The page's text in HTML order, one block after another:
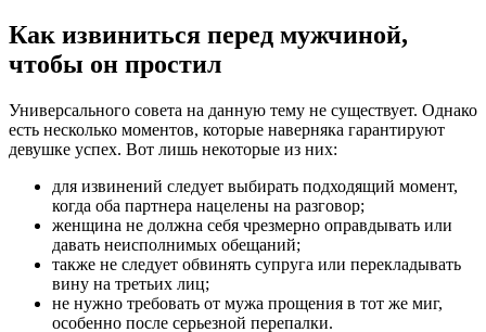
Как извиниться перед мужчиной,
чтобы он простил
Универсального совета на данную тему не существует. Однако
есть несколько моментов, которые наверняка гарантируют
девушке успех. Вот лишь некоторые из них:
для извинений следует выбирать подходящий момент,
когда оба партнера нацелены на разговор;
женщина не должна себя чрезмерно оправдывать или
давать неисполнимых обещаний;
также не следует обвинять супруга или перекладывать
вину на третьих лиц;
не нужно требовать от мужа прощения в тот же миг,
особенно после серьезной перепалки.